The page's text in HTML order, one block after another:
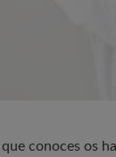
conoces os